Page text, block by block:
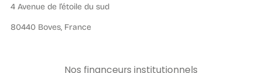
4 Avenue de l’étoile du sud
80440 Boves, France
Nos financeurs institutionnels